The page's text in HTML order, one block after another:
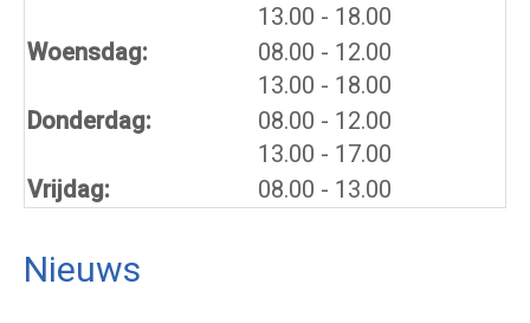
13.00 tot
- 18.00
Woensdag:
08.00 tot
- 12.00
13.00 tot
- 18.00
Donderdag:
08.00 tot
- 12.00
13.00 tot
- 17.00
Vrijdag:
08.00 - 13.00
Nieuws